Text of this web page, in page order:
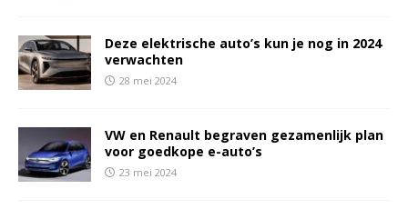
Deze elektrische auto’s kun je nog in 2024
verwachten
28 mei 2024
VW en Renault begraven gezamenlijk plan
voor goedkope e-auto’s
23 mei 2024